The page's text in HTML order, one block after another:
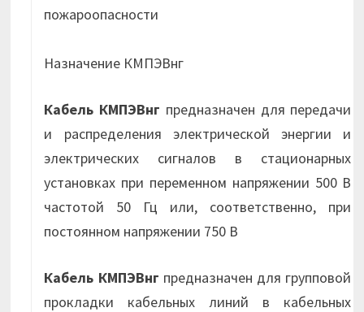
пожароопасности
Назначение КМПЭВнг
Кабель КМПЭВнг предназначен для передачи
и распределения электрической энергии и
электрических сигналов в стационарных
установках при переменном напряжении 500 В
частотой 50 Гц или, соответственно, при
постоянном напряжении 750 В
Кабель КМПЭВнг предназначен для групповой
прокладки кабельных линий в кабельных